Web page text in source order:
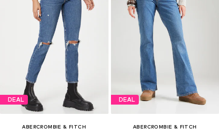
DEAL
ABERCROMBIE & FITCH
DEAL
ABERCROMBIE & FITCH